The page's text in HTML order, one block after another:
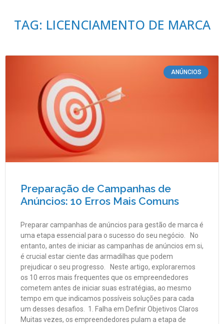
TAG: LICENCIAMENTO DE MARCA
ANÚNCIOS
Preparação de Campanhas de
Anúncios: 10 Erros Mais Comuns
Preparar campanhas de anúncios para gestão de marca é
uma etapa essencial para o sucesso do seu negócio. No
entanto, antes de iniciar as campanhas de anúncios em si,
é crucial estar ciente das armadilhas que podem
prejudicar o seu progresso. Neste artigo, exploraremos
os 10 erros mais frequentes que os empreendedores
cometem antes de iniciar suas estratégias, ao mesmo
tempo em que indicamos possíveis soluções para cada
um desses desafios. 1. Falha em Definir Objetivos Claros
Muitas vezes, os empreendedores pulam a etapa de